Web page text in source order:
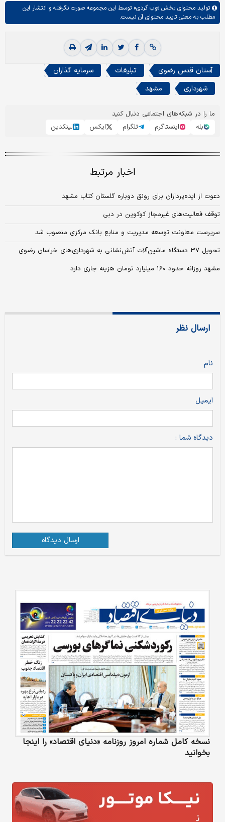
تولید محتوای بخش «وب گردی»توسط این مجموعه صورت نگرفته و انتشار این
مطلب به معنی تایید محتوای آن نیست.
آستان قدس رضوی تبلیغات
سرمایه گذاران
شهرداری
مشهد
ما را در شبکه‌های اجتماعی دنبال کنید
بله
اینستاگرم تلگرام ایکس لینکدین
اخبار مرتبط
دعوت از ایده‌پردازان برای رونق دوباره گلستان کتاب مشهد
توقف فعالیت‌های غیرمجاز کوکوین در دبی
سرپرست معاونت توسعه مدیریت و منابع بانک مرکزی منصوب شد
تحویل ۳۷ دستگاه ماشین‌آلات آتش‌نشانی به شهرداری‌های خراسان رضوی
مشهد روزانه حدود ۱۶۰ میلیارد تومان هزینه جاری دارد
ارسال نظر
نام
ایمیل
دیدگاه شما :
ارسال دیدگاه
نسخه کامل شماره امروز روزنامه «دنیای‌ اقتصاد» را اینجا
بخوانید